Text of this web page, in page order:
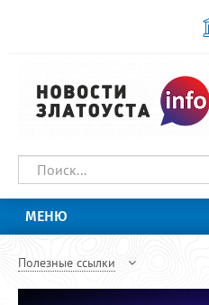
МЕНЮ
Полезные ссылки